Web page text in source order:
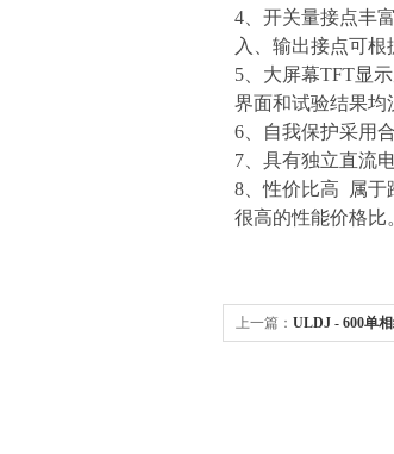
4、开关量接点丰
入、输出接点可根
5、大屏幕TFT显
界面和试验结果均
6、自我保护采用
7、具有独立直流
8、性价比高 属于
很高的性能价格比
上一篇： ULDJ - 600单